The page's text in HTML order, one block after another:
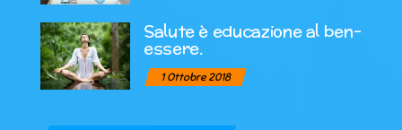
Salute è educazione al ben-
essere.
1 Ottobre 2018